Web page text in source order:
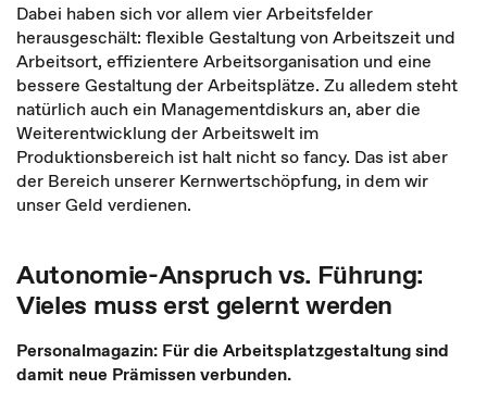
Dabei haben sich vor allem vier Arbeitsfelder
herausgeschält: flexible Gestaltung von Arbeitszeit und
Arbeitsort, effizientere Arbeitsorganisation und eine
bessere Gestaltung der Arbeitsplätze. Zu alledem steht
natürlich auch ein Managementdiskurs an, aber die
Weiterentwicklung der Arbeitswelt im
Produktionsbereich ist halt nicht so fancy. Das ist aber
der Bereich unserer Kernwertschöpfung, in dem wir
unser Geld verdienen.
Autonomie-Anspruch vs. Führung:
Vieles muss erst gelernt werden
Personalmagazin: Für die Arbeitsplatzgestaltung sind
damit neue Prämissen verbunden.